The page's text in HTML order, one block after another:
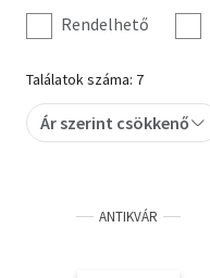
Irodalom
Művészet
Szakkönyv
Tankönyv, segédkönyv
szűrés
Rendelhető
Találatok száma: 7
Ár szerint csökkenő
ANTIKVÁR